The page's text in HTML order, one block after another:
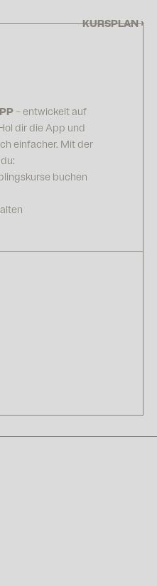
KURSPLAN ›
– entwickelt auf
dir die App und
einfacher. Mit der
buchen